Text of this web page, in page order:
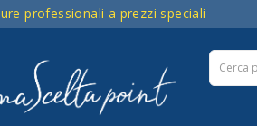
professionali a prezzi speciali